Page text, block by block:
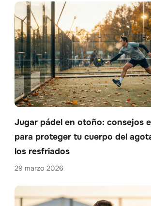
Jugar pádel en otoño: consejos
para proteger tu cuerpo del
los resfriados
29 marzo 2026